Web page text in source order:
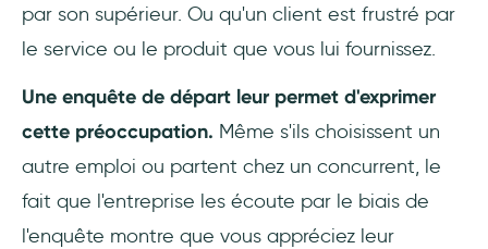
par son supérieur. Ou qu'un client est frustré par
le service ou le produit que vous lui fournissez.
Une enquête de départ leur permet d'exprimer
cette préoccupation. Même s'ils choisissent un
autre emploi ou partent chez un concurrent, le
fait que l'entreprise les écoute par le biais de
l'enquête montre que vous appréciez leur